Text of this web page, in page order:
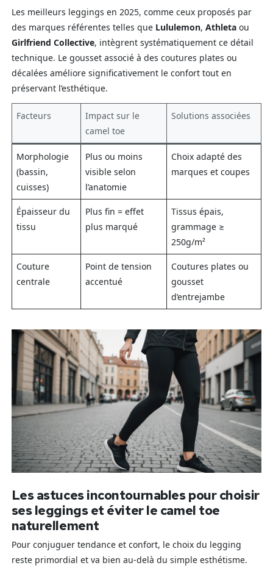
Les meilleurs leggings en 2025, comme ceux proposés par
des marques référentes telles que Lululemon, Athletaou
Girlfriend Collective, intègrent systématiquement ce détail
technique. Le gousset associé à des coutures plates ou
décalées améliore significativement le confort tout en
préservant l’esthétique.
Facteurs
Impact sur le
camel toe
Solutions associées
Morphologie
(bassin,
cuisses)
Plus ou moins
visible selon
l’anatomie
Choix adapté des
marques et coupes
Épaisseur du
tissu
Plus fin = effet
plus marqué
Tissus épais,
grammage ≥
250g/m²
Couture
centrale
Point de tension
accentué
Coutures plates ou
gousset
d’entrejambe
Les astuces incontournables pour choisir
ses leggings et éviter le camel toe
naturellement
Pour conjuguer tendance et confort, le choix du legging
reste primordial et va bien au-delà du simple esthétisme.